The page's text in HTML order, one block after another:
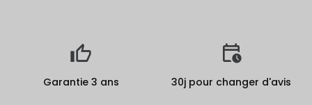
Garantie 3 ans 30j pour changer d'avis